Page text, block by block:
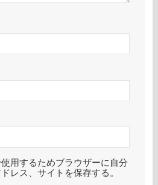
用するためブラウザーに自分
レス、サイトを保存する。